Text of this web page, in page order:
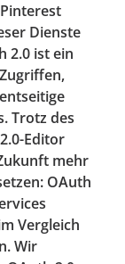
Dienste
2.0 ist ein
Trotz des
Editor
mehr
OAuth
Vergleich
Wir